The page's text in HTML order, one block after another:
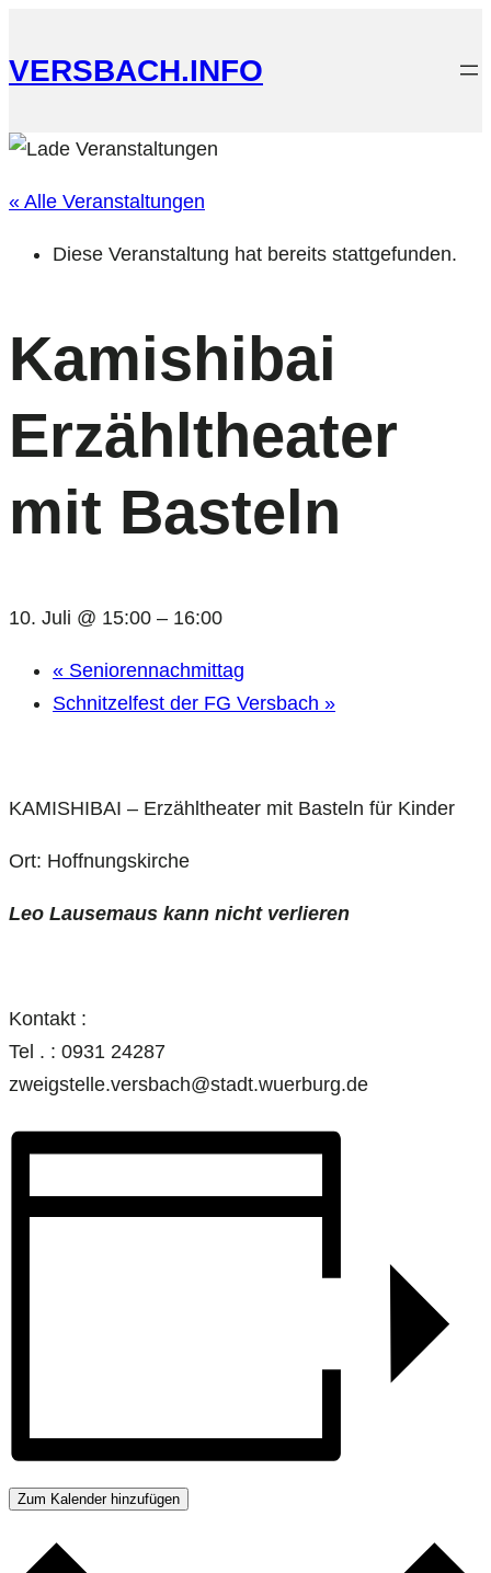
VERSBACH.INFO
« Alle Veranstaltungen
Diese Veranstaltung hat bereits stattgefunden.
Kamishibai
Erzähltheater
mit Basteln
10. Juli @ 15:00 – 16:00
« Seniorennachmittag
Schnitzelfest der FG Versbach »
KAMISHIBAI – Erzähltheater mit Basteln für Kinder
Ort: Hoffnungskirche
Leo Lausemaus kann nicht verlieren
Kontakt :
Tel . : 0931 24287
zweigstelle.versbach@stadt.wuerburg.de
Zum Kalender hinzufügen